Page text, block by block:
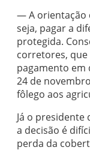
— A orientação
seja, pagar a
protegida.
corretores, que
pagamento em
24 de
fôlego aos
Já o presidente
a decisão é
perda da